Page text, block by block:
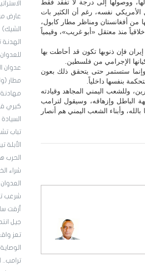
عارض
الشيك)
للعدوان
عدوان
مطار
كيري
تباب
الأبلة
الحرب
شراء
شرعب
أزفت
جيل
تعز
ترامب..
ووصولها إلى درجة لا تفقد فقط
الأمريكي نفسه، رغم أن الكثير بات
من أفغانستان ومناظر مطار كابول،
منذ معتقل «أبو غريب»، وقيمياً
فإن ذنوبها تكون قد أحاطت بها
الإجرامي من فلسطين.
ستستمر حتى يتحقق ذلك بعون
بنفسها داخلياً.
وللشعب اليمني المجاهد وقيادته
الباطل وإزهاقه، وسيقول لترامب
وأبناء الشعب اليمني هم أنصار